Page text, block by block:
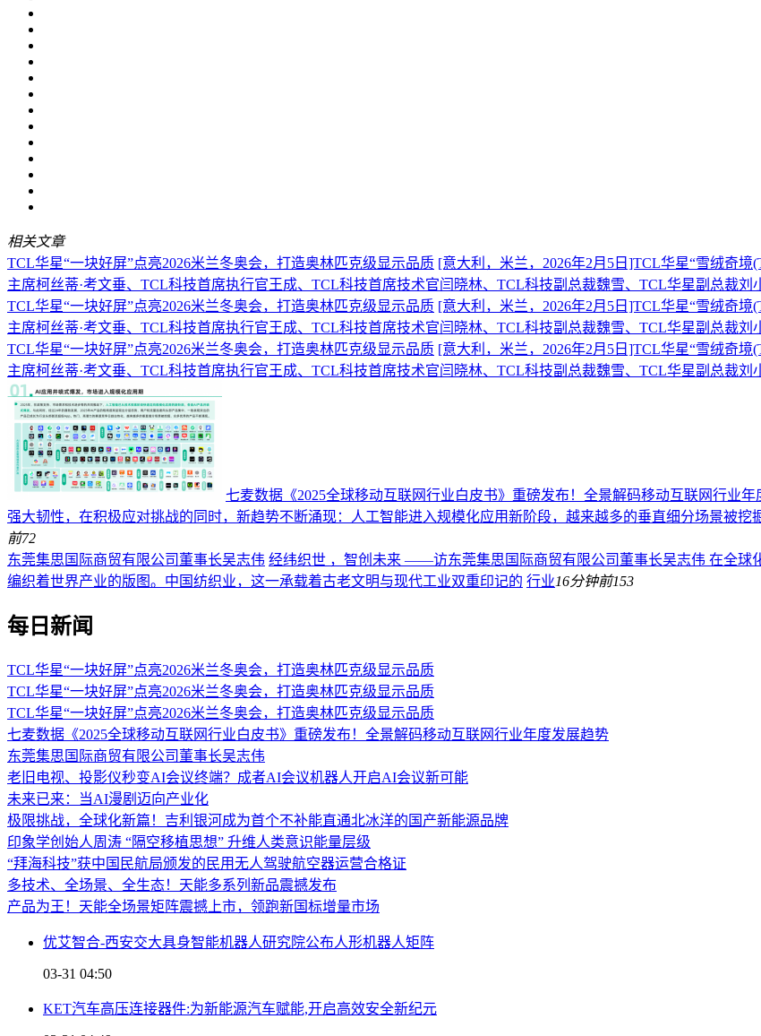
相关文章
TCL华星“一块好屏”点亮2026米兰冬奥会，打造奥林匹克级显示品质 [意大利，米兰，2026年2月5日]TCL华星“雪绒奇境
主席柯丝蒂·考文垂、TCL科技首席执行官王成、TCL科技首席技术官闫晓林、TCL科技副总裁魏雪、TCL华星副总裁刘
TCL华星“一块好屏”点亮2026米兰冬奥会，打造奥林匹克级显示品质 [意大利，米兰，2026年2月5日]TCL华星“雪绒奇境
主席柯丝蒂·考文垂、TCL科技首席执行官王成、TCL科技首席技术官闫晓林、TCL科技副总裁魏雪、TCL华星副总裁刘
TCL华星“一块好屏”点亮2026米兰冬奥会，打造奥林匹克级显示品质 [意大利，米兰，2026年2月5日]TCL华星“雪绒奇境
主席柯丝蒂·考文垂、TCL科技首席执行官王成、TCL科技首席技术官闫晓林、TCL科技副总裁魏雪、TCL华星副总裁刘
七麦数据《2025全球移动互联网行业白皮书》重磅发布！全景解码移动互联网行业年
强大韧性，在积极应对挑战的同时，新趋势不断涌现：人工智能进入规模化应用新阶段，越来越多的垂直细分场景被
前72
东莞集思国际商贸有限公司董事长吴志伟 经纬织世 ，智创未来 ——访东莞集思国际商贸有限公司董事长吴志伟 在全球
编织着世界产业的版图。中国纺织业，这一承载着古老文明与现代工业双重印记的 行业16分钟前153
每日新闻
TCL华星“一块好屏”点亮2026米兰冬奥会，打造奥林匹克级显示品质
TCL华星“一块好屏”点亮2026米兰冬奥会，打造奥林匹克级显示品质
TCL华星“一块好屏”点亮2026米兰冬奥会，打造奥林匹克级显示品质
七麦数据《2025全球移动互联网行业白皮书》重磅发布！全景解码移动互联网行业年度发展趋势
东莞集思国际商贸有限公司董事长吴志伟
老旧电视、投影仪秒变AI会议终端？成者AI会议机器人开启AI会议新可能
未来已来：当AI漫剧迈向产业化
极限挑战，全球化新篇！吉利银河成为首个不补能直通北冰洋的国产新能源品牌
印象学创始人周涛 “隔空移植思想” 升维人类意识能量层级
“拜海科技”获中国民航局颁发的民用无人驾驶航空器运营合格证
多技术、全场景、全生态！天能多系列新品震撼发布
产品为王！天能全场景矩阵震撼上市，领跑新国标增量市场
优艾智合-西安交大具身智能机器人研究院公布人形机器人矩阵
03-31 04:50
KET汽车高压连接器件:为新能源汽车赋能,开启高效安全新纪元